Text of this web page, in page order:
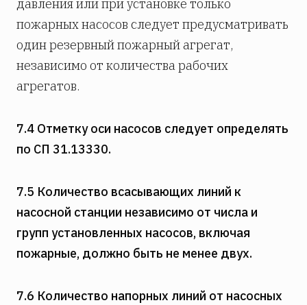
давления или при установке только
пожарных насосов следует предусматривать
один резервный пожарный агрегат,
независимо от количества рабочих
агрегатов.
7.4 Отметку оси насосов следует определять
по СП 31.13330.
7.5 Количество всасывающих линий к
насосной станции независимо от числа и
групп установленных насосов, включая
пожарные, должно быть не менее двух.
7.6 Количество напорных линий от насосных